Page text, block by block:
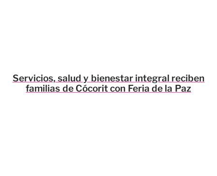
Servicios, salud y bienestar integral reciben
familias de Cócorit con Feria de la Paz